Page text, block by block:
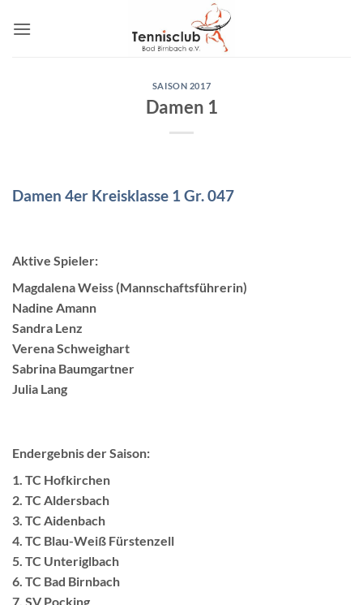
Inhalt
SAISON 2017
Damen 1
Damen 4er Kreisklasse 1 Gr. 047
Aktive Spieler:
Magdalena Weiss (Mannschaftsführerin)
Nadine Amann
Sandra Lenz
Verena Schweighart
Sabrina Baumgartner
Julia Lang
Endergebnis der Saison:
1. TC Hofkirchen
2. TC Aldersbach
3. TC Aidenbach
4. TC Blau-Weiß Fürstenzell
5. TC Unteriglbach
6. TC Bad Birnbach
7. SV Pocking